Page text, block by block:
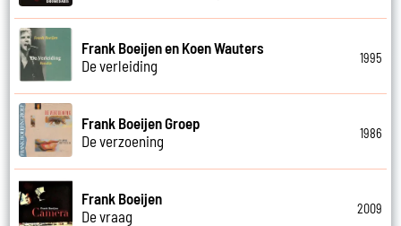
Frank Boeijen en Koen Wauters
De verleiding
1995
Frank Boeijen Groep
De verzoening
1986
Frank Boeijen
De vraag
2009